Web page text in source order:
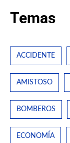
Temas
ACCIDENTE
AMISTOSO
BOMBEROS
ECONOMÍA